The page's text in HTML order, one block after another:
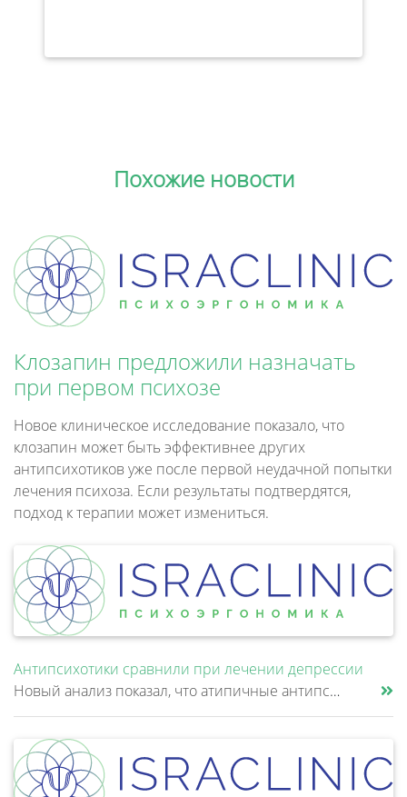
Похожие новости
Клозапин предложили назначать
при первом психозе
Новое клиническое исследование показало, что
клозапин может быть эффективнее других
антипсихотиков уже после первой неудачной попытки
лечения психоза. Если результаты подтвердятся,
подход к терапии может измениться.
Антипсихотики сравнили при лечении депрессии
Новый анализ показал, что атипичные антипсихотики, которые иногда добавляют к антидепрессантам при большом депрессивном......